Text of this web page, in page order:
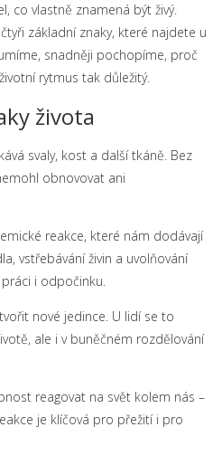
co vlastně znamená být živý.
základní znaky, které najdete u
snadněji pochopíme, proč
rytmus tak důležitý.
života
svaly, kost a další tkáně. Bez
obnovovat ani
reakce, které nám dodávají
vstřebávání živin a uvolňování
i odpočinku.
nové jedince. U lidí se to
ale i v buněčném rozdělování
reagovat na svět kolem nás –
je klíčová pro přežití i pro